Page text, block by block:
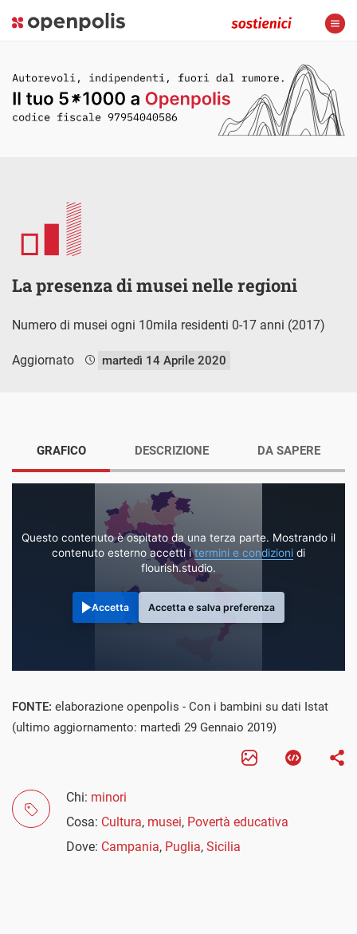
La presenza di musei nelle regioni
Numero di musei ogni 10mila residenti 0-17 anni (2017)
Aggiornato martedì 14 Aprile 2020
GRAFICO
Questo contenuto è ospitato da una terza parte. Mostrando il
contenuto esterno accetti itermini e condizioni di
flourish.studio.
Accetta Accetta e salva preferenza
DESCRIZIONE DA SAPERE
FONTE: elaborazione openpolis - Con i bambini su dati Istat
(ultimo aggiornamento: martedì 29 Gennaio 2019)
Chi: minori
Cosa: Cultura, musei, Povertà educativa
Dove: Campania, Puglia, Sicilia